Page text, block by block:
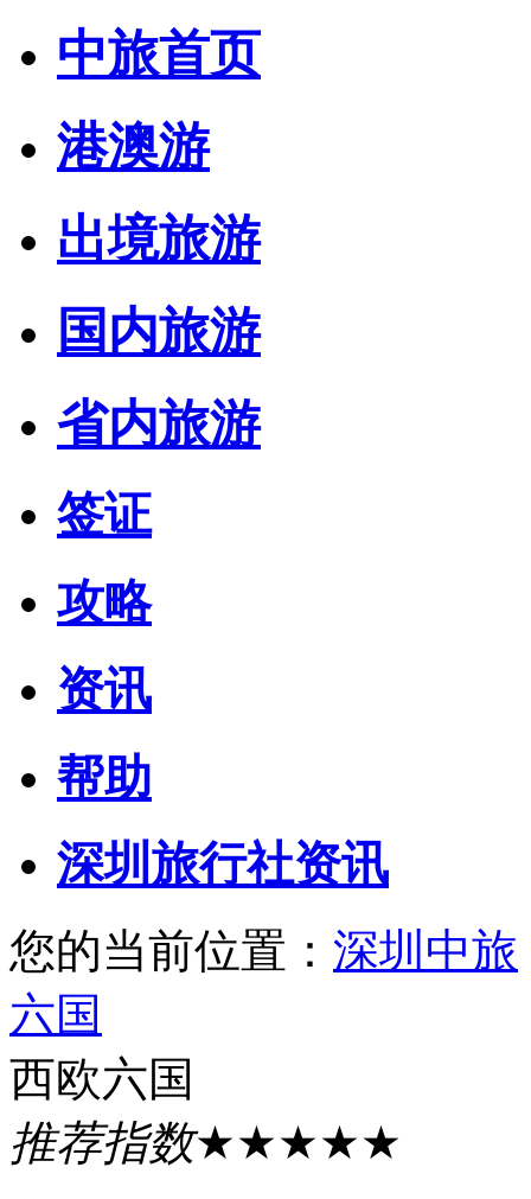
中旅首页
港澳游
出境旅游
国内旅游
省内旅游
签证
攻略
资讯
帮助
深圳旅行社资讯
您的当前位置： 深圳中旅
六国
西欧六国
推荐指数★★★★★